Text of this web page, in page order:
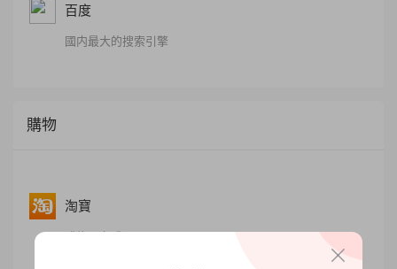
百度
國内最大的搜索引擎
購物
淘寶
購物平台哦～～